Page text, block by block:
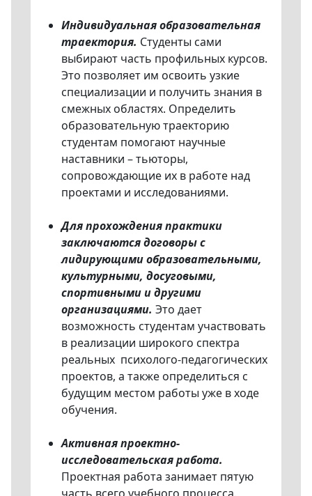
Индивидуальная образовательная
траектория. Студенты сами
выбирают часть профильных курсов.
Это позволяет им освоить узкие
специализации и получить знания в
смежных областях. Определить
образовательную траекторию
студентам помогают научные
наставники – тьюторы,
сопровождающие их в работе над
проектами и исследованиями.
Для прохождения практики
заключаются договоры с
лидирующими образовательными,
культурными, досуговыми,
спортивными и другими
организациями. Это дает
возможность студентам участвовать
в реализации широкого спектра
реальных психолого-педагогических
проектов, а также определиться с
будущим местом работы уже в ходе
обучения.
Активная проектно-
исследовательская работа.
Проектная работа занимает пятую
часть всего учебного процесса.